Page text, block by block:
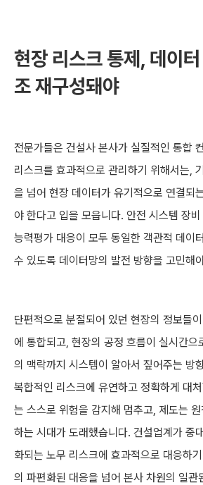
현장 리스크 통제, 데이
조 재구성돼야
전문가들은 건설사 본사가 실질적인 통합
리스크를 효과적으로 관리하기 위해서는,
을 넘어 현장 데이터가 유기적으로 연결되
야 한다고 입을 모읍니다. 안전 시스템 장
능력평가 대응이 모두 동일한 객관적 데이
수 있도록 데이터망의 발전 방향을 고민해
단편적으로 분절되어 있던 현장의 정보들
에 통합되고, 현장의 공정 흐름이 실시간으
의 맥락까지 시스템이 알아서 짚어주는 방
복합적인 리스크에 유연하고 정확하게 대
는 스스로 위험을 감지해 멈추고, 제도는
하는 시대가 도래했습니다. 건설업계가 중
화되는 노무 리스크에 효과적으로 대응하
의 파편화된 대응을 넘어 본사 차원의 일관